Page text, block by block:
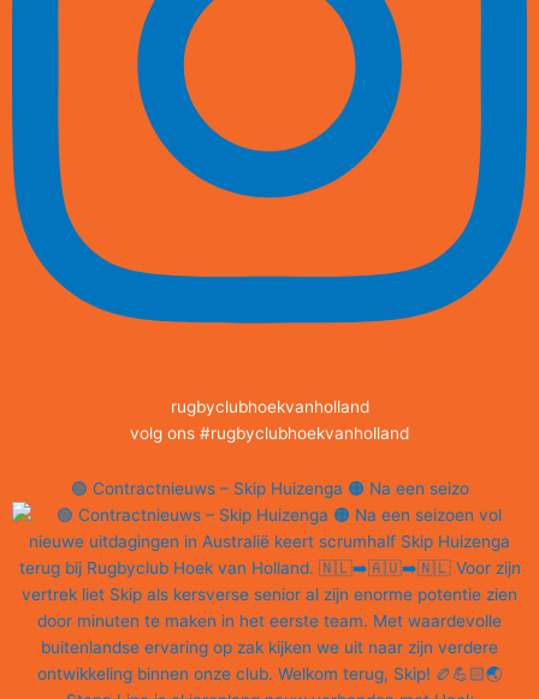
rugbyclubhoekvanholland
volg ons #rugbyclubhoekvanholland
🟢 Contractnieuws – Skip Huizenga 🟠 Na een seizo